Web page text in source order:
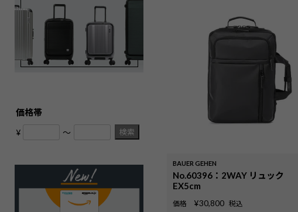
価格帯
¥ 〜 検索
BAUER GEHEN
No.60396：2WAY リュック
EX5cm
価格 ¥30,800 税込